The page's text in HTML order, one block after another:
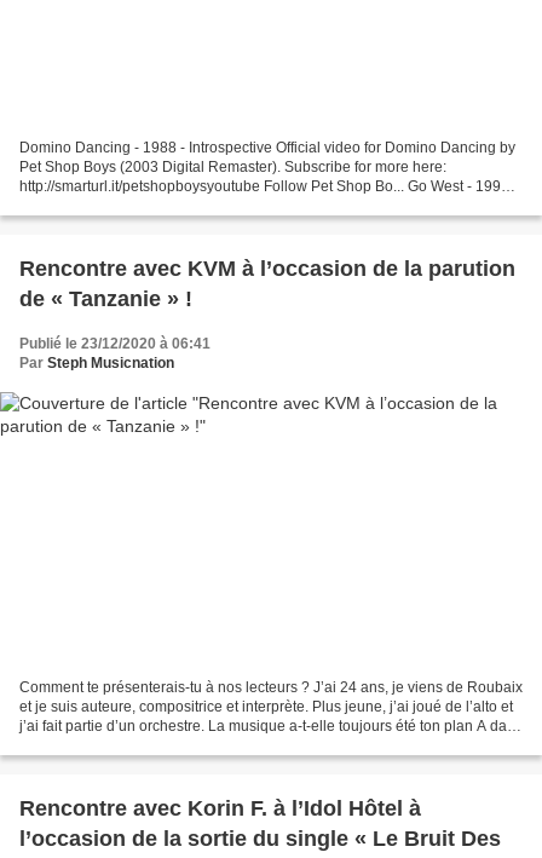
Domino Dancing - 1988 - Introspective Official video for Domino Dancing by
Pet Shop Boys (2003 Digital Remaster). Subscribe for more here:
http://smarturl.it/petshopboysyoutube Follow Pet Shop Bo... Go West - 1993 -
Rencontre avec KVM à l’occasion de la parution
de « Tanzanie » !
Publié le 23/12/2020 à 06:41
Par Steph Musicnation
Comment te présenterais-tu à nos lecteurs ? J’ai 24 ans, je viens de Roubaix
et je suis auteure, compositrice et interprète. Plus jeune, j’ai joué de l’alto et
j’ai fait partie d’un orchestre. La musique a-t-elle toujours été ton plan A dans
Rencontre avec Korin F. à l’Idol Hôtel à
l’occasion de la sortie du single « Le Bruit Des